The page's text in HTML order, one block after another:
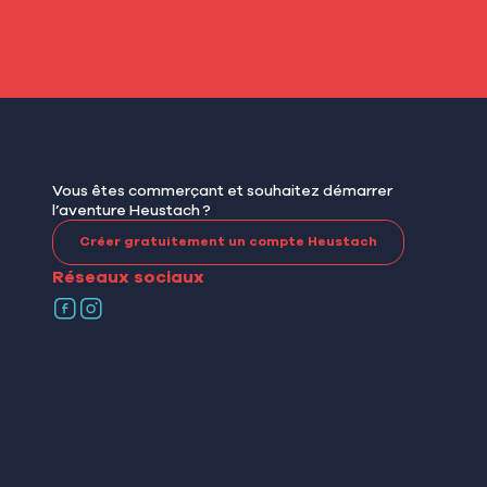
Vous êtes commerçant et souhaitez démarrer
l’aventure Heustach ?
Créer gratuitement un compte Heustach
Réseaux sociaux